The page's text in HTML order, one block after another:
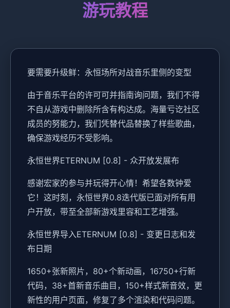
游玩教程
要需要升级鲜：永恒场所对战音乐里侧的变型
由于音乐平台的许可可并指南询问题，我们不得
不自从游戏中删除所含有构达成。海量亏讫社区
成员的努能力，我们凭替代品替换了样些歌曲，
确保游戏经历不受影响。
永恒世界ETERNUM [0.8] - 众开放发展布
感谢宏家的参与并玩得开心情！希望各数钟爱
它！这时刻，永恒世界0.8迭代版已面对所有用
户开放，带至全部新游戏里容和工艺增强。
永恒世界导入ETERNUM [0.8] - 变更日志和发
布日期
1650+张新照片，80+个新动画，16750+行新
代码，38+首新音乐曲目，150+样式新音效，更
新性的用户页面，修复了多个渲染和代码问题。